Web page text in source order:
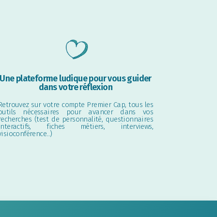
Une plateforme ludique pour vous guider
dans votre réflexion
sur votre compte Premier Cap, tous les
nécessaires pour avancer dans vos
(test de personnalité, questionnaires
fiches métiers, interviews,